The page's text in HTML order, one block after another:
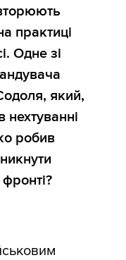
практиці
Одне зі
який,
нехтуванні
робив